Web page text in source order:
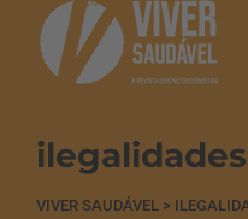
ilegalidades
VIVER SAUDÁVEL >